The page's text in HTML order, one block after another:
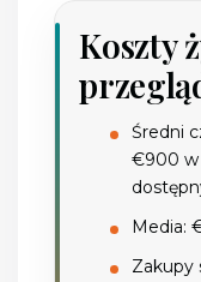
Koszty
Średni
€900 w
Media:
Zakupy